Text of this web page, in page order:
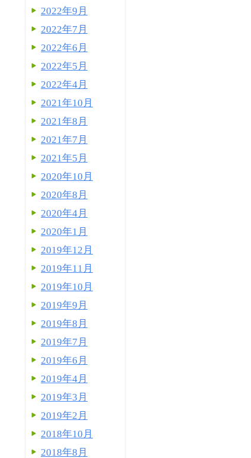
2022年9月
2022年7月
2022年6月
2022年5月
2022年4月
2021年10月
2021年8月
2021年7月
2021年5月
2020年10月
2020年8月
2020年4月
2020年1月
2019年12月
2019年11月
2019年10月
2019年9月
2019年8月
2019年7月
2019年6月
2019年4月
2019年3月
2019年2月
2018年10月
2018年8月